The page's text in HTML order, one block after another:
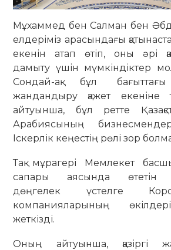
Мұхаммед бен Салман бен
елдеріміз арасындағы
екенін атап өтіп, оны әрі
дамыту үшін мүмкіндіктер
Сондай-ақ бұл
жандандыру қажет екеніне
айтуынша, бұл ретте
Арабиясының
Іскерлік кеңестің рөлі зор
Тақ мұрагері Мемлекет
сапары аясында өтетін
дөңгелек үстелге
компанияларының
жеткізді.
Оның айтуынша, қазіргі